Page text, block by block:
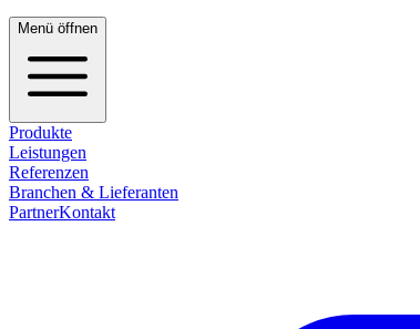
Menü öffnen
Produkte
Leistungen
Referenzen
Branchen & Lieferanten
PartnerKontakt